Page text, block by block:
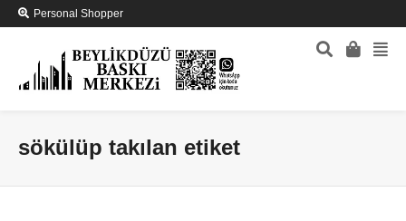
Personal Shopper
sökülüp takılan etiket